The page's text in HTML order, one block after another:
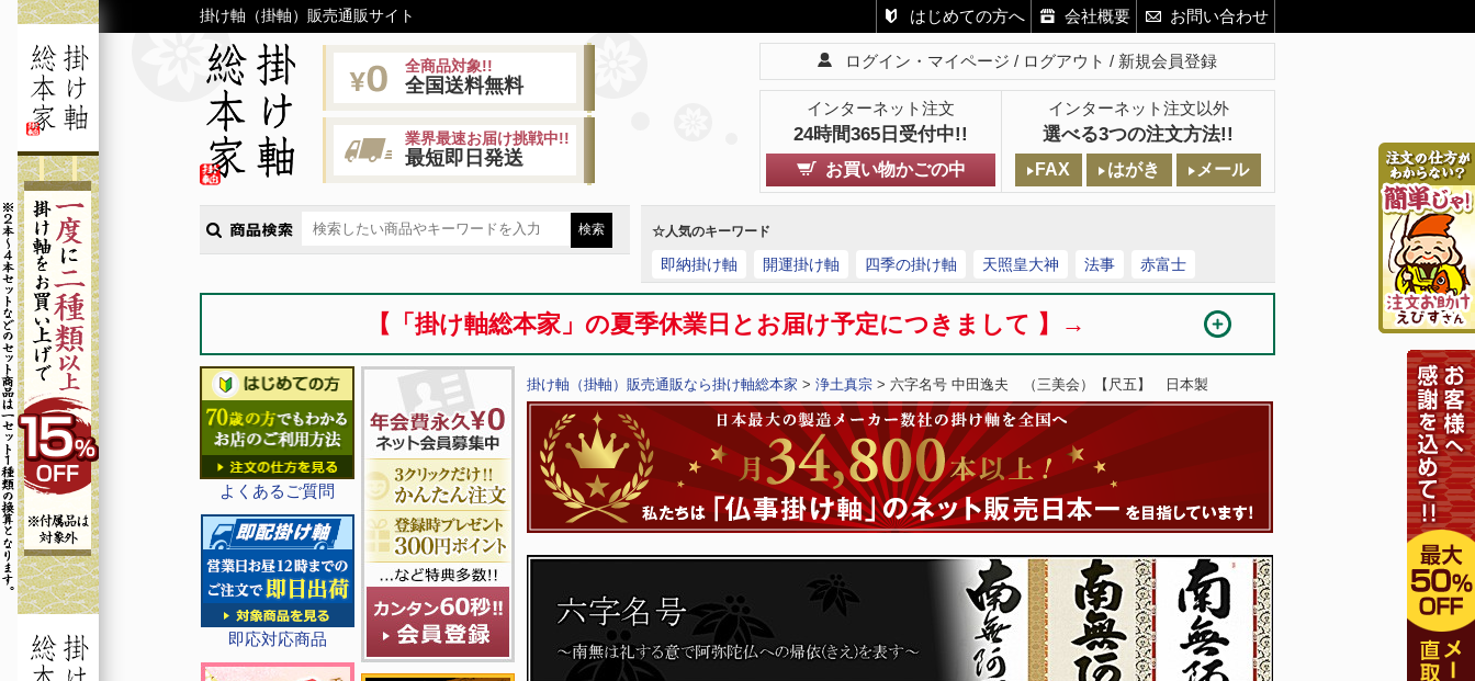
掛け軸（掛軸）販売通販サイト はじめての方へ 会社概要 お問い合わせ
全商品対象!!
全国送料無料
業界最速お届け挑戦中!!
最短即日発送
ログイン・マイページ ログアウト 新規会員登録
インターネット注文
24時間365日受付中!!
インターネット注文以外
選べる3つの注文方法!!
お買い物かごの中 FAX はがき メール
☆人気のキーワード
即納掛け軸 開運掛け軸 四季の掛け軸 天照皇大神 法事 赤富士
【「掛け軸総本家」の夏季休業日とお届け予定につきまして 】→
よくあるご質問
即応対応商品
掛け軸（掛軸）販売通販なら掛け軸総本家 > 浄土真宗 > 六字名号 中田逸夫 （三美会）【尺五】 日本製